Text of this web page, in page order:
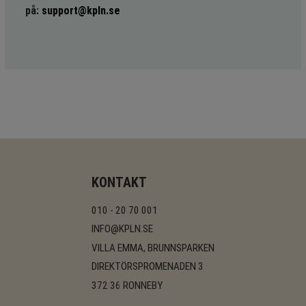
på: support@kpln.se
KONTAKT
010 - 20 70 001
INFO@KPLN.SE
VILLA EMMA, BRUNNSPARKEN
DIREKTÖRSPROMENADEN 3
372 36 RONNEBY